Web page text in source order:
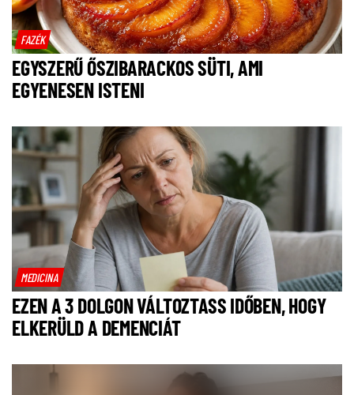
FAZÉK
EGYSZERŰ ŐSZIBARACKOS SÜTI, AMI
EGYENESEN ISTENI
MEDICINA
EZEN A 3 DOLGON VÁLTOZTASS IDŐBEN, HOGY
ELKERÜLD A DEMENCIÁT